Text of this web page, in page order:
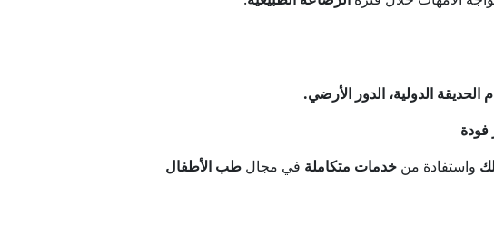
الحديقة الدولية، الدور الأرضي.
فودة
واستفادة من خدمات متكاملة في مجال طب الأطفال